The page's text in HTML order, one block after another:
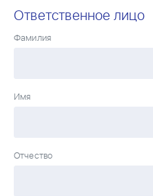
Ответственное лицо
Фамилия
Имя
Отчество